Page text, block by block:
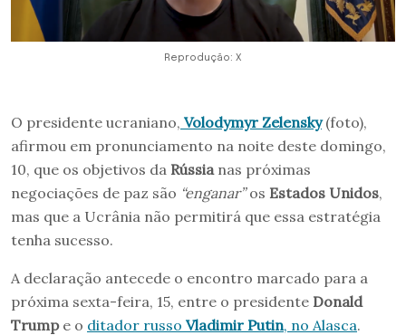
Reprodução: X
O presidente ucraniano, Volodymyr Zelensky(foto),
afirmou em pronunciamento na noite deste domingo,
10, que os objetivos da Rússia nas próximas
negociações de paz são “enganar”os Estados Unidos,
mas que a Ucrânia não permitirá que essa estratégia
tenha sucesso.
A declaração antecede o encontro marcado para a
próxima sexta-feira, 15, entre o presidente Donald
Trump e o ditador russo Vladimir Putin, no Alasca.